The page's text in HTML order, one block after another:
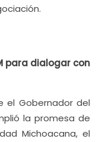
para dialogar con
el Gobernador del
la promesa de
Michoacana, el